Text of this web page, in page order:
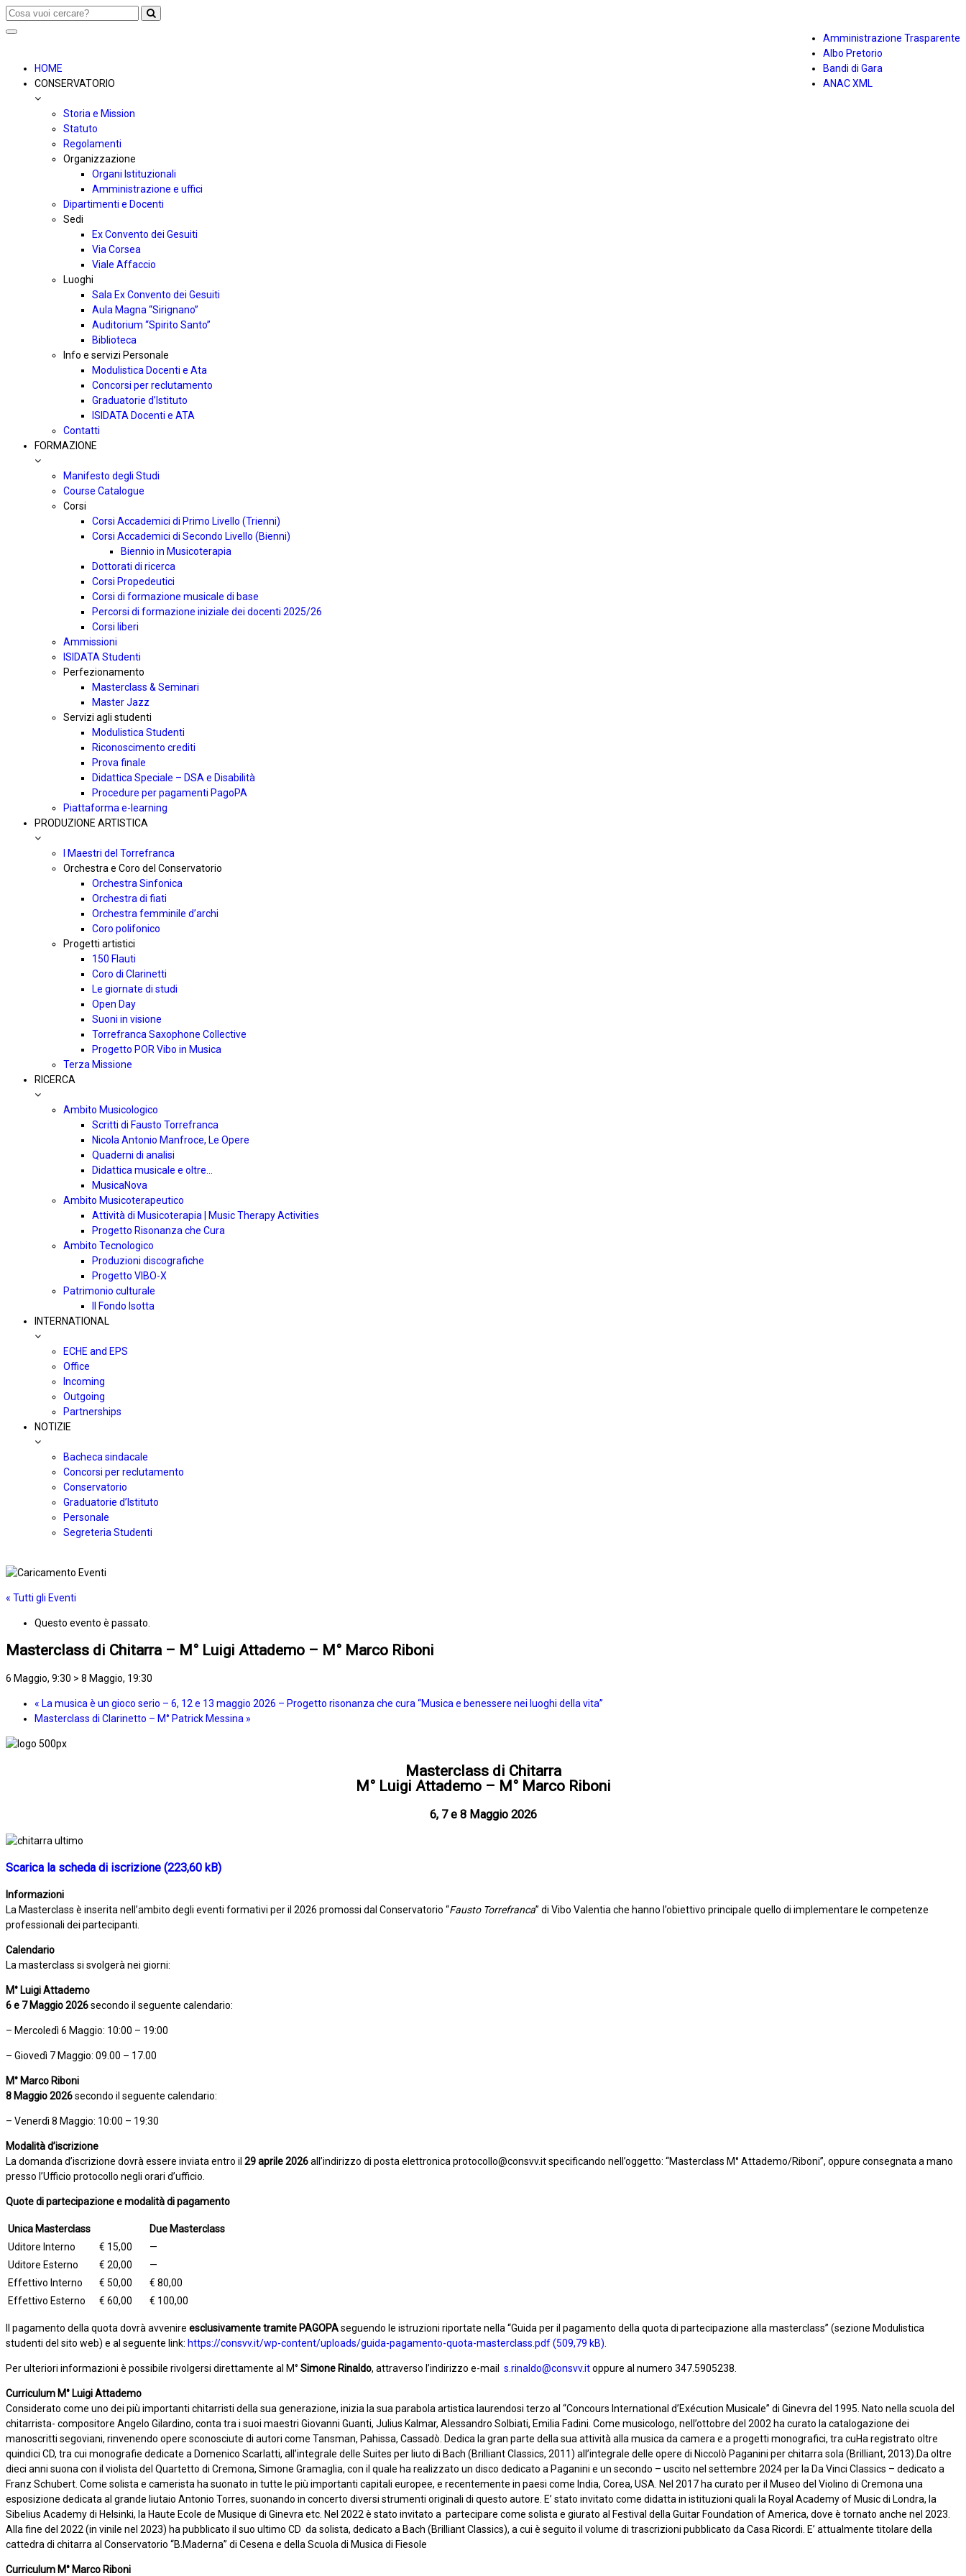
Amministrazione Trasparente
Albo Pretorio
Bandi di Gara
ANAC XML
Toggle
HOME
CONSERVATORIO
Storia e Mission
Statuto
Regolamenti
Organizzazione
Organi Istituzionali
Amministrazione e uffici
Dipartimenti e Docenti
Sedi
Ex Convento dei Gesuiti
Via Corsea
Viale Affaccio
Luoghi
Sala Ex Convento dei Gesuiti
Aula Magna “Sirignano”
Auditorium “Spirito Santo”
Biblioteca
Info e servizi Personale
Modulistica Docenti e Ata
Concorsi per reclutamento
Graduatorie d’Istituto
ISIDATA Docenti e ATA
Contatti
FORMAZIONE
Manifesto degli Studi
Course Catalogue
Corsi
Corsi Accademici di Primo Livello (Trienni)
Corsi Accademici di Secondo Livello (Bienni)
Biennio in Musicoterapia
Dottorati di ricerca
Corsi Propedeutici
Corsi di formazione musicale di base
Percorsi di formazione iniziale dei docenti 2025/26
Corsi liberi
Ammissioni
ISIDATA Studenti
Perfezionamento
Masterclass & Seminari
Master Jazz
Servizi agli studenti
Modulistica Studenti
Riconoscimento crediti
Prova finale
Didattica Speciale – DSA e Disabilità
Procedure per pagamenti PagoPA
Piattaforma e-learning
PRODUZIONE ARTISTICA
I Maestri del Torrefranca
Orchestra e Coro del Conservatorio
Orchestra Sinfonica
Orchestra di fiati
Orchestra femminile d’archi
Coro polifonico
Progetti artistici
150 Flauti
Coro di Clarinetti
Le giornate di studi
Open Day
Suoni in visione
Torrefranca Saxophone Collective
Progetto POR Vibo in Musica
Terza Missione
RICERCA
Ambito Musicologico
Scritti di Fausto Torrefranca
Nicola Antonio Manfroce, Le Opere
Quaderni di analisi
Didattica musicale e oltre…
MusicaNova
Ambito Musicoterapeutico
Attività di Musicoterapia | Music Therapy Activities
Progetto Risonanza che Cura
Ambito Tecnologico
Produzioni discografiche
Progetto VIBO-X
Patrimonio culturale
Il Fondo Isotta
INTERNATIONAL
ECHE and EPS
Office
Incoming
Outgoing
Partnerships
NOTIZIE
Bacheca sindacale
Concorsi per reclutamento
Conservatorio
Graduatorie d’Istituto
Personale
Segreteria Studenti
« Tutti gli Eventi
Questo evento è passato.
Masterclass di Chitarra – M° Luigi Attademo – M° Marco Riboni
6 Maggio, 9:30 > 8 Maggio, 19:30
« La musica è un gioco serio – 6, 12 e 13 maggio 2026 – Progetto risonanza che cura “Musica e benessere nei luoghi della vita”
Masterclass di Clarinetto – M° Patrick Messina »
Masterclass di Chitarra
M° Luigi Attademo – M° Marco Riboni
6, 7 e 8 Maggio 2026
Scarica la scheda di iscrizione
Informazioni
La Masterclass è inserita nell’ambito degli eventi formativi per il 2026 promossi dal Conservatorio “Fausto Torrefranca” di Vibo Valentia che hanno l’obiettivo principale quello di implementare le competenze
professionali dei partecipanti.
Calendario
La masterclass si svolgerà nei giorni:
M° Luigi Attademo
6 e 7 Maggio 2026secondo il seguente calendario:
– Mercoledì 6 Maggio: 10:00 – 19:00
– Giovedì 7 Maggio: 09.00 – 17.00
M° Marco Riboni
8 Maggio 2026secondo il seguente calendario:
– Venerdì 8 Maggio: 10:00 – 19:30
Modalità d’iscrizione
La domanda d’iscrizione dovrà essere inviata entro il 29 aprile 2026all’indirizzo di posta elettronica protocollo@consvv.it specificando nell’oggetto: “Masterclass M° Attademo/Riboni”, oppure consegnata a mano
presso l’Ufficio protocollo negli orari d’ufficio.
Quote di partecipazione e modalità di pagamento
Unica Masterclass
Due Masterclass
Uditore Interno
€ 15,00
—
Uditore Esterno
€ 20,00
—
Effettivo Interno
€ 50,00
€ 80,00
Effettivo Esterno
€ 60,00 € 100,00
Il pagamento della quota dovrà avvenire esclusivamente tramite PAGOPAseguendo le istruzioni riportate nella “Guida per il pagamento della quota di partecipazione alla masterclass” (sezione Modulistica
studenti del sito web) e al seguente link: https://consvv.it/wp-content/uploads/guida-pagamento-quota-masterclass.pdf
Per ulteriori informazioni è possibile rivolgersi direttamente al M° Simone Rinaldo, attraverso l’indirizzo e-mail s.rinaldo@consvv.itoppure al numero 347.5905238.
Curriculum M° Luigi Attademo
Considerato come uno dei più importanti chitarristi della sua generazione, inizia la sua parabola artistica laurendosi terzo al “Concours International d’Exécution Musicale” di Ginevra del 1995. Nato nella scuola del
chitarrista- compositore Angelo Gilardino, conta tra i suoi maestri Giovanni Guanti, Julius Kalmar, Alessandro Solbiati, Emilia Fadini. Come musicologo, nell’ottobre del 2002 ha curato la catalogazione dei
manoscritti segoviani, rinvenendo opere sconosciute di autori come Tansman, Pahissa, Cassadò. Dedica la gran parte della sua attività alla musica da camera e a progetti monografici, tra cuHa registrato oltre
quindici CD, tra cui monografie dedicate a Domenico Scarlatti, all’integrale delle Suites per liuto di Bach (Brilliant Classics, 2011) all’integrale delle opere di Niccolò Paganini per chitarra sola (Brilliant, 2013).Da oltre
dieci anni suona con il violista del Quartetto di Cremona, Simone Gramaglia, con il quale ha realizzato un disco dedicato a Paganini e un secondo – uscito nel settembre 2024 per la Da Vinci Classics – dedicato a
Franz Schubert. Come solista e camerista ha suonato in tutte le più importanti capitali europee, e recentemente in paesi come India, Corea, USA. Nel 2017 ha curato per il Museo del Violino di Cremona una
esposizione dedicata al grande liutaio Antonio Torres, suonando in concerto diversi strumenti originali di questo autore. E’ stato invitato come didatta in istituzioni quali la Royal Academy of Music di Londra, la
Sibelius Academy di Helsinki, la Haute Ecole de Musique di Ginevra etc. Nel 2022 è stato invitato a partecipare come solista e giurato al Festival della Guitar Foundation of America, dove è tornato anche nel 2023.
Alla fine del 2022 (in vinile nel 2023) ha pubblicato il suo ultimo CD da solista, dedicato a Bach (Brilliant Classics), a cui è seguito il volume di trascrizioni pubblicato da Casa Ricordi. E’ attualmente titolare della
cattedra di chitarra al Conservatorio “B.Maderna” di Cesena e della Scuola di Musica di Fiesole
Curriculum M° Marco Riboni